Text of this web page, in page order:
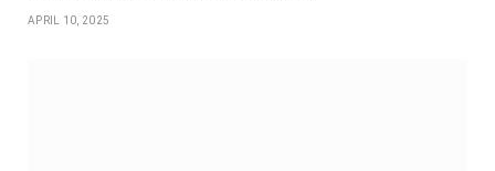
APRIL 10, 2025